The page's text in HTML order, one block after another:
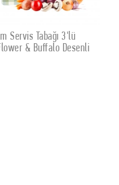
EKLE
Servis Tabağı 3'lü
& Buffalo Desenli